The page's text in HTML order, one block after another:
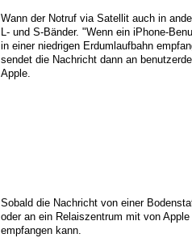
Wann der Notruf via Satellit auch in
L- und S-Bänder. "Wenn ein iPhone-
in einer niedrigen Erdumlaufbahn
sendet die Nachricht dann an
Apple.
Sobald die Nachricht von einer
oder an ein Relaiszentrum mit von
empfangen kann.